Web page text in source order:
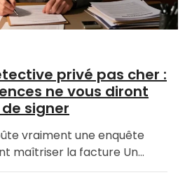
privé pas cher :
ne vous diront
signer
vraiment une enquête
maîtriser la facture Un…